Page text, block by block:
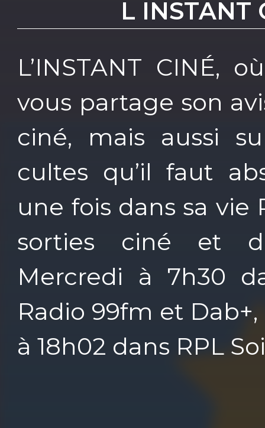
L INSTANT
L’INSTANT CINÉ,
vous partage son
ciné, mais aussi
cultes qu’il faut
une fois dans sa vie
sorties ciné et
Mercredi à 7h30
Radio 99fm et
à 18h02 dans RPL